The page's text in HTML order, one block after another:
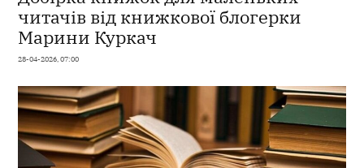
читачів від книжкової блогерки
Марини Куркач
28-04-2026, 07:00